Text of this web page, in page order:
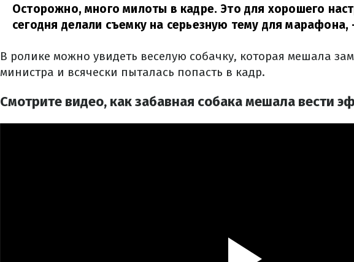
Осторожно, много милоты в кадре. Это для хорошего
сегодня делали съемку на серьезную тему для марафона,
В ролике можно увидеть веселую собачку, которая мешала
министра и всячески пыталась попасть в кадр.
Смотрите видео, как забавная собака мешала вести